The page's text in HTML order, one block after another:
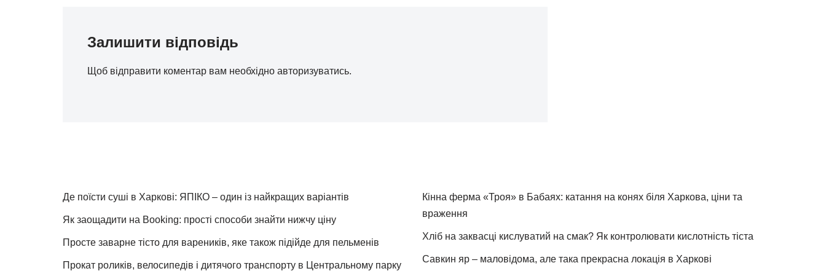
Залишити відповідь
Щоб відправити коментар вам необхідно авторизуватись.
Де поїсти суші в Харкові: ЯПІКО – один із найкращих варіантів
Як заощадити на Booking: прості способи знайти нижчу ціну
Просте заварне тісто для вареників, яке також підійде для пельменів
Прокат роликів, велосипедів і дитячого транспорту в Центральному парку
Кінна ферма «Троя» в Бабаях: катання на конях біля Харкова, ціни та
враження
Хліб на заквасці кислуватий на смак? Як контролювати кислотність тіста
Савкин яр – маловідома, але така прекрасна локація в Харкові